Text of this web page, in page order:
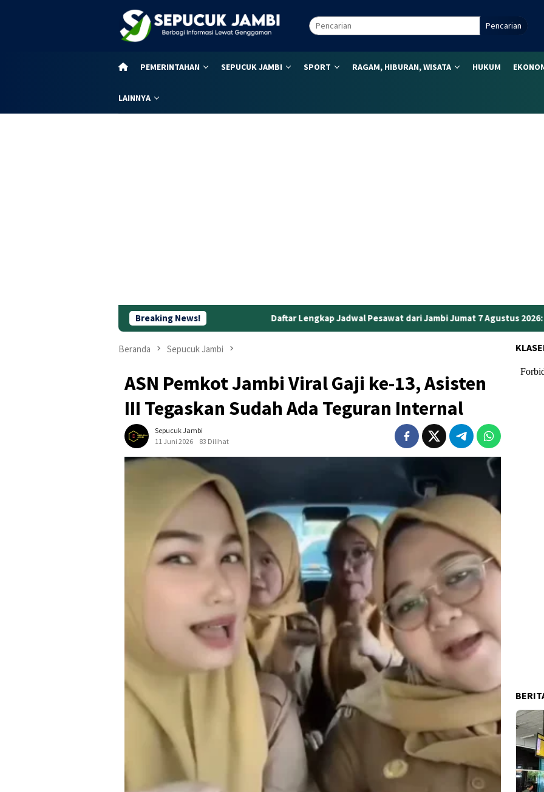
Pencarian
PEMERINTAHAN SEPUCUK JAMBI SPORT RAGAM, HIBURAN, WISATA HUKUM
LAINNYA
Breaking News!
Daftar Lengkap Jadwal Pesawat dari Jambi Jumat 7 Agustus 2026: Paling Pagi Pukul 06.00 WIB
Beranda Sepucuk Jambi
ASN Pemkot Jambi Viral Gaji ke-13, Asisten
III Tegaskan Sudah Ada Teguran Internal
Sepucuk Jambi
11 Juni 2026
83 Dilihat